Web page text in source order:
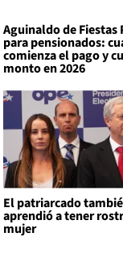
Aguinaldo de Fiestas
para pensionados:
comienza el pago y
monto en 2026
El patriarcado
aprendió a tener
mujer